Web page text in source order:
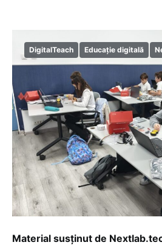
DigitalTeach Educație digitală
Material susținut de